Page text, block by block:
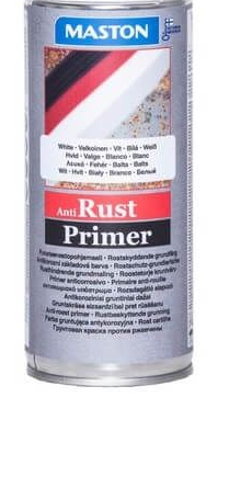
Poistotuotteet
Kausituotteet
Joulu
Joulu- ja kausivalot
Eläimet ja
tontut
Kyntteliköt
Valoketjut ja
kuusenvalot
Joulukoristeet
Kranssit ja
asetelmat
Tontut ja
muut
Joulutekstiilit